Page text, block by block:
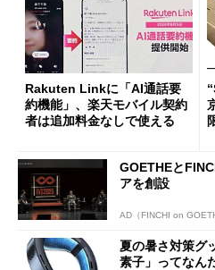
Rakuten Linkに「AI通話要
約機能」、楽天モバイル契約
者は追加料金なしで使える
GOETHEと
アを創設
AD（FINCHI on
夏の暑さ対策グ
素子」ってなん